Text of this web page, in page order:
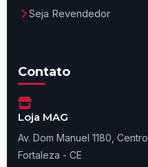
Seja Revendedor
Contato
Loja MAG
Av. Dom Manuel 1180, Centro
Fortaleza - CE